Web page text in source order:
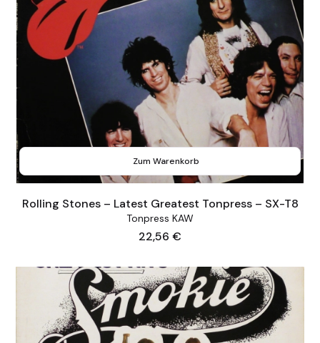
Zum Warenkorb
Rolling Stones – Latest Greatest Tonpress – SX-T8
Tonpress KAW
Preis
22,56 €